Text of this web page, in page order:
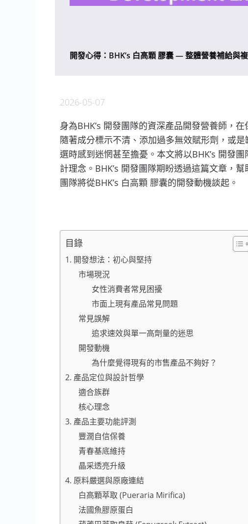
開發心得：BHK’s 白高顆 膠囊 — 整體營養補給與
2026-05-07
身為BHK’s 開發團隊的資深產品開發營養師，
隨著成分標示不清、添加過多無效賦形劑，或
選時感到迷惘甚至擔憂。本文將以BHK’s 開發
計理念。BHK’s 開發團隊期盼透過這篇文章，
團隊將從BHK’s 白高顆 膠囊的開發動機談起。
目錄
1. 開發想法：初心與堅持
市場現況
女性消費者常見困擾
市面上現有產品常見問題
常見誤解
追求速效與單一高劑量的迷思
開發動機
為什麼覺得現有的市售產品不夠好？
2. 產品定位與設計哲學
適合族群
核心理念
3. 產品主要功能評測
豐潤自信保養
青春基底維持
晶采透亮升級
4. 原料嚴選與原廠連結
白高顆萃取 (Pueraria Mirifica)
法國魚膠原蛋白